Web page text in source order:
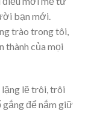
bạn mới.
trào trong tôi,
thành của mọi
lẽ trôi, trôi
gắng để nắm giữ